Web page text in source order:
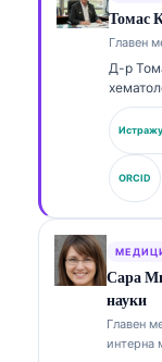
Томас
Главен
Д-р
во
надзор
ORCID
Сара
науки
Главен
интерна